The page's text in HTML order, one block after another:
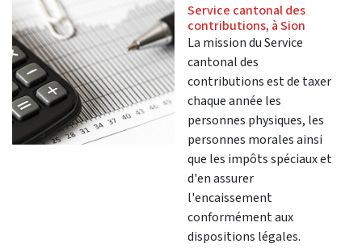
Service cantonal des
contributions, à Sion
La mission du Service
cantonal des
contributions est de taxer
chaque année les
personnes physiques, les
personnes morales ainsi
que les impôts spéciaux et
d'en assurer
l'encaissement
conformément aux
dispositions légales.